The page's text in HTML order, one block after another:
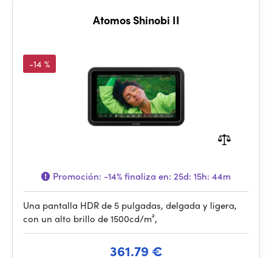
Atomos Shinobi II
-14 %
Promoción: -14%finaliza en: 25d: 15h: 44m
Una pantalla HDR de 5 pulgadas, delgada y ligera,
con un alto brillo de 1500cd/m²,
361.79 €